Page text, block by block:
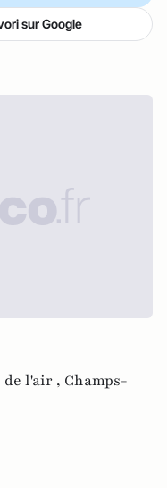
sur Google
de l'air , Champs-